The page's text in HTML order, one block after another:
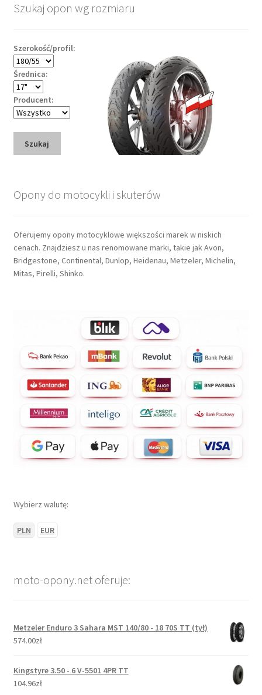
Szukaj opon wg rozmiaru
Szerokość/profil:
Średnica:
Producent:
Szukaj
Opony do motocykli i skuterów
Oferujemy opony motocyklowe większości marek w niskich
cenach. Znajdziesz u nas renomowane marki, takie jak Avon,
Bridgestone, Continental, Dunlop, Heidenau, Metzeler, Michelin,
Mitas, Pirelli, Shinko.
Wybierz walutę:
PLN EUR
moto-opony.net oferuje:
Metzeler Enduro 3 Sahara MST 140/80 - 18 70S TT (tył)
574.00zł
Kingstyre 3.50 - 6 V-5501 4PR TT
104.96zł